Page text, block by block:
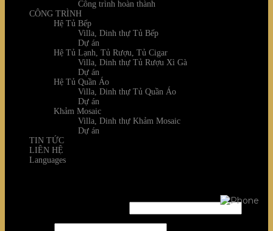
Công trình hoàn thành
CÔNG TRÌNH
Hệ Tủ Bếp
Villa, Dinh thự Tủ Bếp
Dự án
Hệ Tủ Lạnh, Tủ Rượu, Tủ Cigar
Villa, Dinh thự Tủ Rượu Xì Gà
Dự án
Hệ Tủ Quần Áo
Villa, Dinh thự Tủ Quần Áo
Dự án
Khảm Mosaic
Villa, Dinh thự Khảm Mosaic
Dự án
TIN TỨC
LIÊN HỆ
Languages